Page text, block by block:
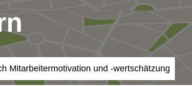
Mitarbeitermotivation und -wertschätzung